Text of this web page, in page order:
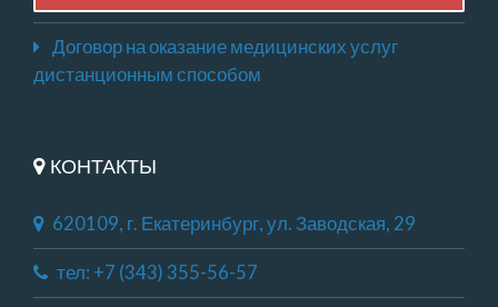
Договор на оказание медицинских услуг
дистанционным способом
КОНТАКТЫ
620109, г. Екатеринбург, ул. Заводская, 29
тел: +7 (343) 355-56-57